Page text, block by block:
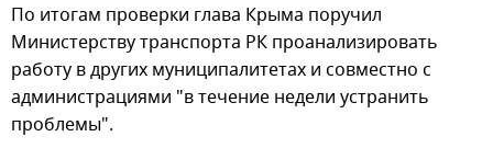
По итогам проверки глава Крыма поручил
Министерству транспорта РК проанализировать
работу в других муниципалитетах и совместно с
администрациями "в течение недели устранить
проблемы".